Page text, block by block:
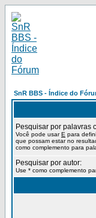
SnR BBS - Índice do
Pesquisar por palavras
Você pode usarE para
que possam estar no
como complemento para
Pesquisar por autor:
Use * como complemento